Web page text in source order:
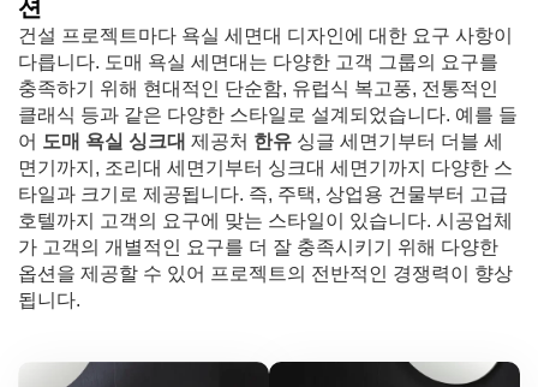
션
건설 프로젝트마다 욕실 세면대 디자인에 대한 요구 사항이
다릅니다. 도매 욕실 세면대는 다양한 고객 그룹의 요구를
충족하기 위해 현대적인 단순함, 유럽식 복고풍, 전통적인
클래식 등과 같은 다양한 스타일로 설계되었습니다. 예를 들
어 도매 욕실 싱크대 제공처 한유 싱글 세면기부터 더블 세
면기까지, 조리대 세면기부터 싱크대 세면기까지 다양한 스
타일과 크기로 제공됩니다. 즉, 주택, 상업용 건물부터 고급
호텔까지 고객의 요구에 맞는 스타일이 있습니다. 시공업체
가 고객의 개별적인 요구를 더 잘 충족시키기 위해 다양한
옵션을 제공할 수 있어 프로젝트의 전반적인 경쟁력이 향상
됩니다.